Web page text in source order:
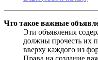
Что такое важные
Эти объявления
должны прочесть их
вверху каждого из
Права на создание